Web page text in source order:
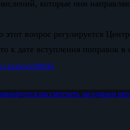
которые они
этот вопрос регулируется
к дате вступления поправок
news/90945
рассмотреть заседании